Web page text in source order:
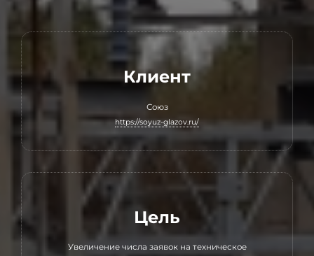
Клиент
Союз
https://soyuz-glazov.ru/
Цель
Увеличение числа заявок на техническое